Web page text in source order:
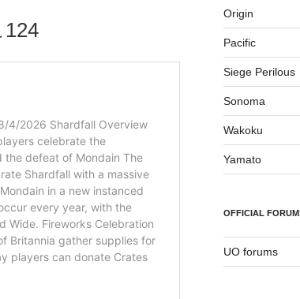
124
Origin
Pacific
Siege Perilous
Sonoma
Wakoku
Yamato
OFFICIAL
UO forums